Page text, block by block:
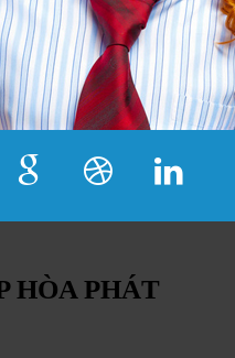
HÒA PHÁT